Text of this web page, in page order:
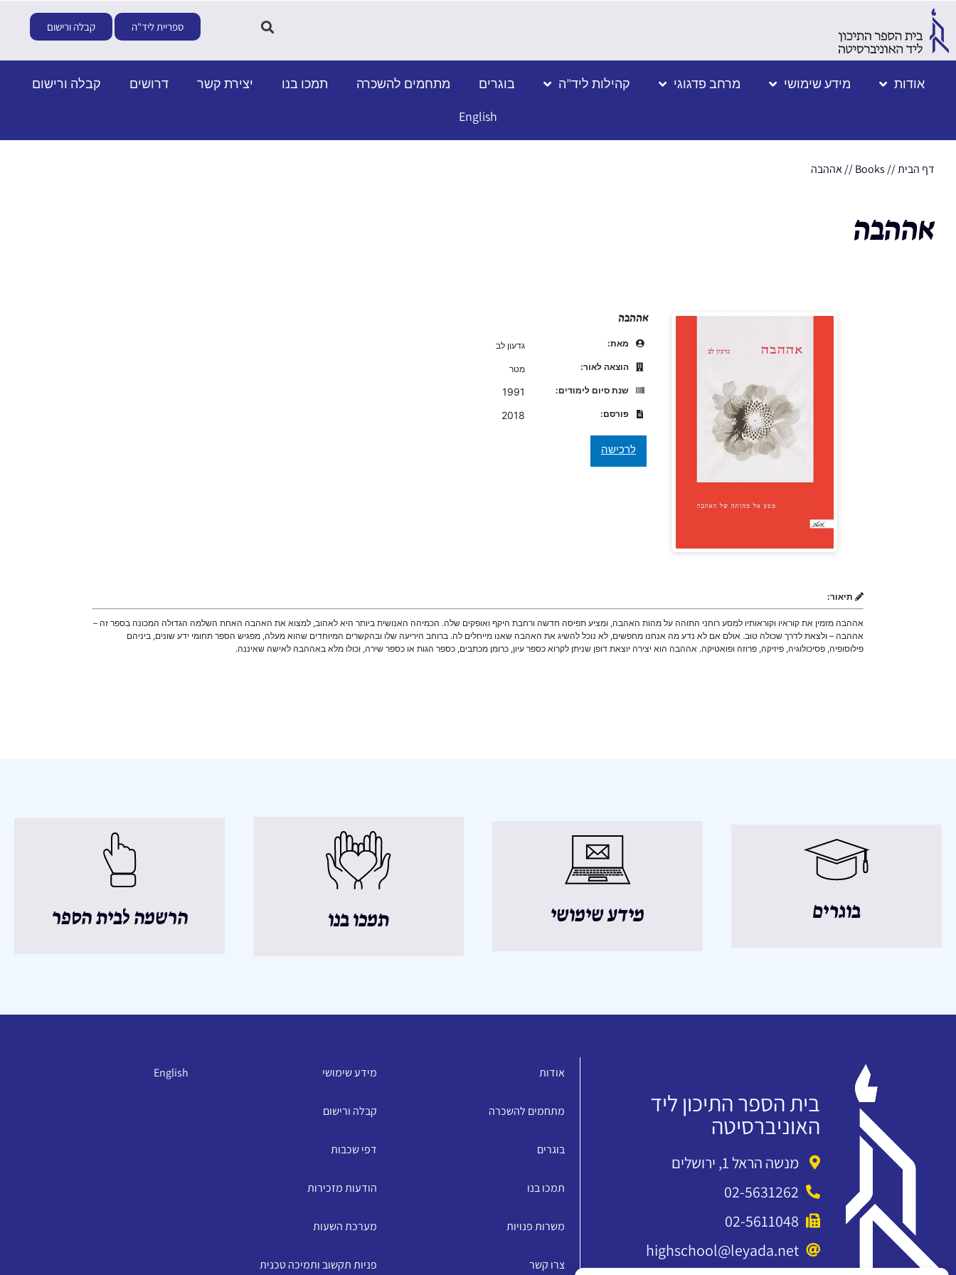
ספריית ליד"ה קבלה ורישום
אודות מידע שימושי מרחב פדגוגי קהילות ליד”ה בוגרים מתחמים להשכרה תמכו בנו יצירת קשר דרושים
קבלה ורישום
English
דף הבית//
Books
//אההבה
אההבה
אההבה
מאת:
גדעון לב
הוצאה לאור:
מטר
שנת סיום לימודים:
1991
פורסם: 2018
תיאור:
אההבה מזמין את קוראיו וקוראותיו למסע רוחני התוהה על מהות האהבה, ומציע תפיסה חדשה ורחבת היקף ואופקים שלה. הכמיהה האנושית ביותר היא לאהוב, למצוא את האהבה האחת השלמה הגדולה המכונה בספר זה –
אההבה – ולצאת לדרך שכולה טוּב. אולם אם לא נדע מה אנחנו מחפשים, לא נוכל להשיג את האהבה שאנו מייחלים לה. ברוחב היריעה שלו ובהקשרים המיוחדים שהוא מעלה, מפגיש הספר תחומי ידע שונים, ביניהם
פילוסופיה, פסיכולוגיה, פיזיקה, פרוזה ופואטיקה. אההבה הוא יצירה יוצאת דופן שניתן לקרוא כספר עיון, כרומן מכתבים, כספר הגות או כספר שירה, וכולו מלא באההבה לאישה שאיננה.
בוגרים מידע שימושי תמכו בנו הרשמה לבית הספר
בית הספר התיכון ליד
האוניברסיטה
מנשה הראל 1, ירושלים
02-5631262
02-5611048
highschool@leyada.net
אודות
מתחמים להשכרה
בוגרים
תמכו בנו
משרות פנויות
צרו קשר
מידע שימושי
קבלה ורישום
דפי שכבות
הודעות מזכירות
מערכת השעות
פניות תקשוב ותמיכה טכנית
English